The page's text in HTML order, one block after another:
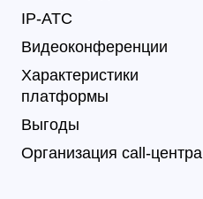
IP-АТС
Видеоконференции
Характеристики
платформы
Выгоды
Организация call-центра